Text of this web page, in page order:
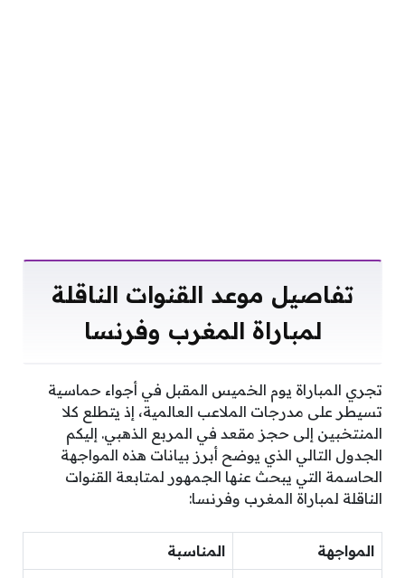
تفاصيل موعد القنوات الناقلة
لمباراة المغرب وفرنسا
تجري المباراة يوم الخميس المقبل في أجواء حماسية
تسيطر على مدرجات الملاعب العالمية، إذ يتطلع كلا
المنتخبين إلى حجز مقعد في المربع الذهبي. إليكم
الجدول التالي الذي يوضح أبرز بيانات هذه المواجهة
الحاسمة التي يبحث عنها الجمهور لمتابعة القنوات
الناقلة لمباراة المغرب وفرنسا:
المواجهة المناسبة